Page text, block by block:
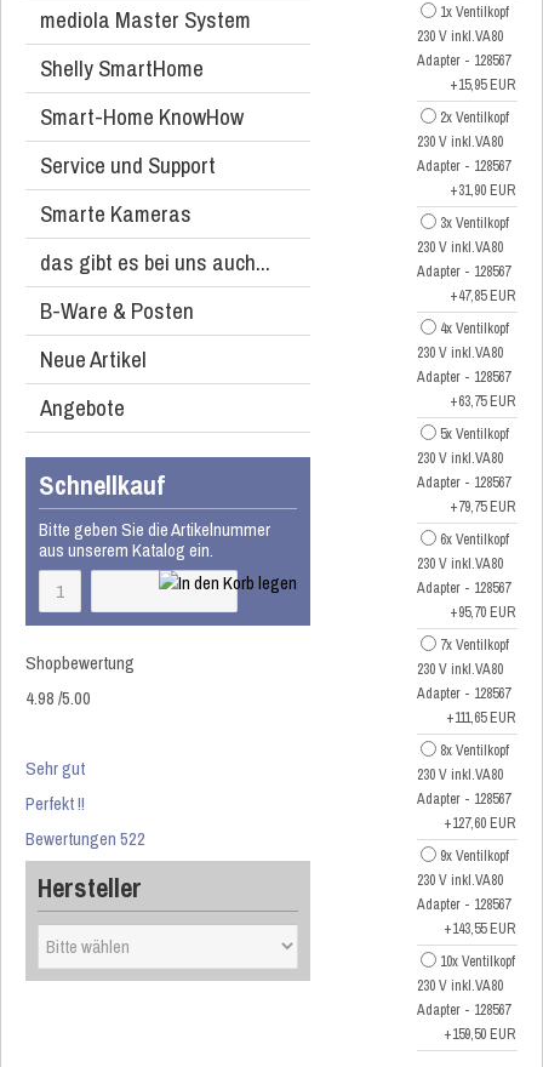
mediola Master System
Shelly SmartHome
Smart-Home KnowHow
Service und Support
Smarte Kameras
das gibt es bei uns auch...
B-Ware & Posten
Neue Artikel
Angebote
Schnellkauf
Bitte geben Sie die Artikelnummer
aus unserem Katalog ein.
Shopbewertung
4.98/5.00
Sehr gut
Perfekt !!
Bewertungen 522
Hersteller
1x Ventilkopf
230 V inkl.VA80
Adapter - 128567
+15,95 EUR
2x Ventilkopf
230 V inkl.VA80
Adapter - 128567
+31,90 EUR
3x Ventilkopf
230 V inkl.VA80
Adapter - 128567
+47,85 EUR
4x Ventilkopf
230 V inkl.VA80
Adapter - 128567
+63,75 EUR
5x Ventilkopf
230 V inkl.VA80
Adapter - 128567
+79,75 EUR
6x Ventilkopf
230 V inkl.VA80
Adapter - 128567
+95,70 EUR
7x Ventilkopf
230 V inkl.VA80
Adapter - 128567
+111,65 EUR
8x Ventilkopf
230 V inkl.VA80
Adapter - 128567
+127,60 EUR
9x Ventilkopf
230 V inkl.VA80
Adapter - 128567
+143,55 EUR
10x Ventilkopf
230 V inkl.VA80
Adapter - 128567
+159,50 EUR